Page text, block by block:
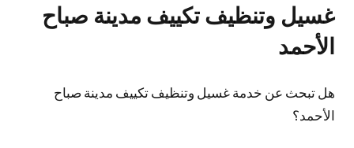
غسيل وتنظيف تكييف مدينة صباح
الأحمد
هل تبحث عن خدمة غسيل وتنظيف تكييف مدينة صباح
الأحمد؟